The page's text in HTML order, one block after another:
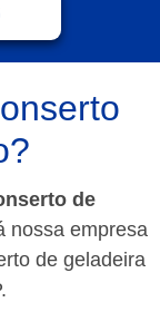
de
nossa empresa
de geladeira